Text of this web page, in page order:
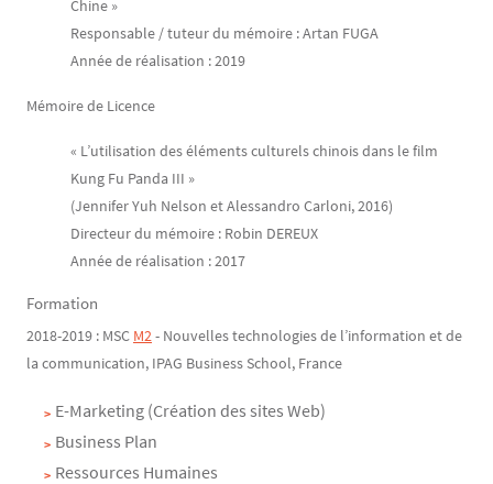
Chine »
Responsable / tuteur du mémoire : Artan FUGA
Année de réalisation : 2019
Mémoire de Licence
« L’utilisation des éléments culturels chinois dans le film
Kung Fu Panda III »
(Jennifer Yuh Nelson et Alessandro Carloni, 2016)
Directeur du mémoire : Robin DEREUX
Année de réalisation : 2017
Formation
2018-2019 : MSC M2- Nouvelles technologies de l’information et de
la communication, IPAG Business School, France
E-Marketing (Création des sites Web)
Business Plan
Ressources Humaines